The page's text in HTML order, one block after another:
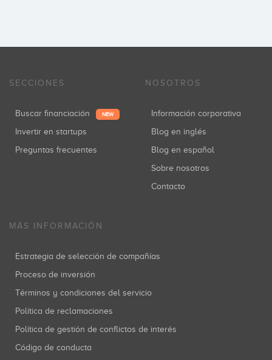
SECCIONES
Buscar financiación NEW
Invertir en startups
Preguntas frecuentes
NOSOTROS
Información corporativa
Blog en inglés
Blog en español
Sobre nosotros
Contacto
MÁS INFORMACIÓN
Estrategia de selección de compañías
Proceso de inversión
Términos y condiciones del servicio
Política de reclamaciones
Política de gestión de conflictos de interés
Código de conducta